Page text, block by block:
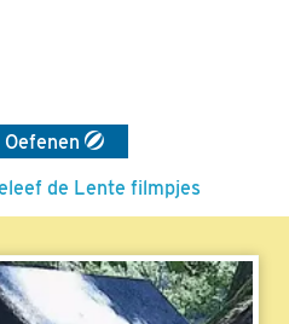
Oefenen
de Lente filmpjes